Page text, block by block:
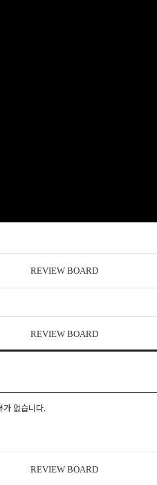
REVIEW BOARD
REVIEW BOARD
가 없습니다.
REVIEW BOARD